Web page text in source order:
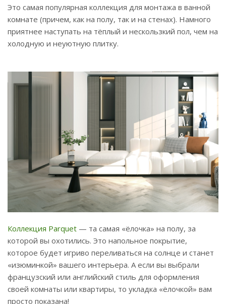
Это самая популярная коллекция для монтажа в ванной
комнате (причем, как на полу, так и на стенах). Намного
приятнее наступать на тёплый и нескользкий пол, чем на
холодную и неуютную плитку.
Коллекция Parquet — та самая «ёлочка» на полу, за
которой вы охотились. Это напольное покрытие,
которое будет игриво переливаться на солнце и станет
«изюминкой» вашего интерьера. А если вы выбрали
французский или английский стиль для оформления
своей комнаты или квартиры, то укладка «ёлочкой» вам
просто показана!